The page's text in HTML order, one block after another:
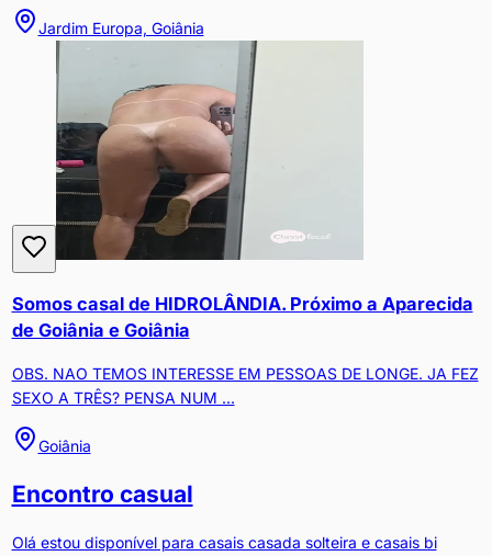
Jardim Europa, Goiânia
Somos casal de HIDROLÂNDIA. Próximo a Aparecida
de Goiânia e Goiânia
OBS. NAO TEMOS INTERESSE EM PESSOAS DE LONGE. JA FEZ
SEXO A TRÊS? PENSA NUM ...
Goiânia
Encontro casual
Olá estou disponível para casais casada solteira e casais bi